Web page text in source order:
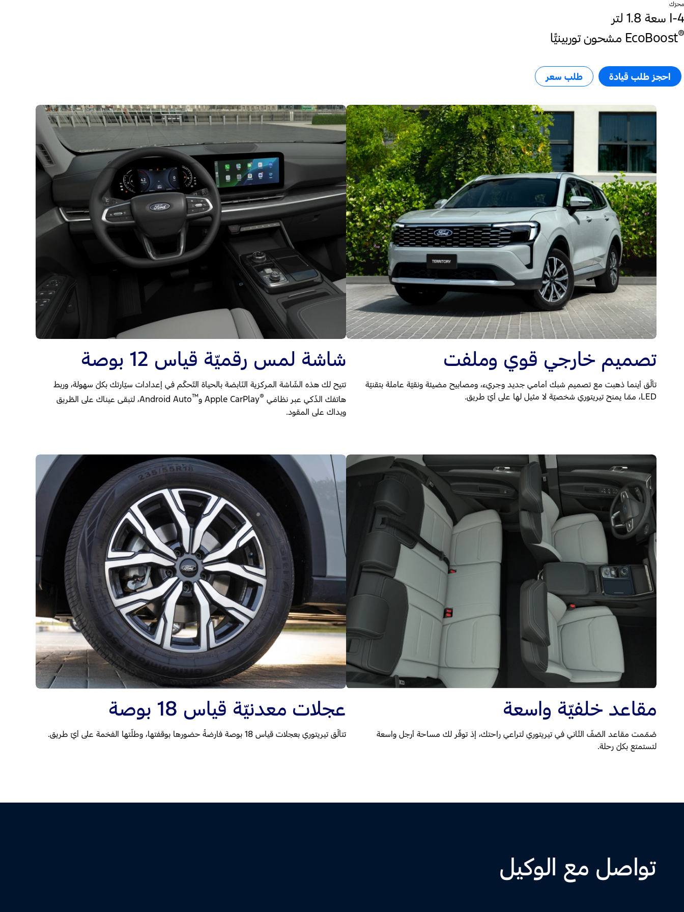
محرّك
I-4 سعة 1.8 لتر‎
EcoBoost®
احجز طلب قيادة​ طلب سعر​
تصميم خارجي قوي وملفت
تألّق أينما ذهبت مع تصميم شبك أمامي جديد وجريء، ومصابيح مضيئة ونقيّة عاملة بتقنيّة
LED، ممّا يمنح تيريتوري شخصيّة لا مثيل لها على أيّ طريق.
شاشة لمس رقميّة قياس 12 بوصة
تتيح لك هذه الشّاشة المركزية النّابضة بالحياة التّحكّم في إعدادات سيّارتك بكلّ سهولة، وربط
هاتفك الذّكي عبر نظامَي ®Apple CarPlay و ™
Android Auto، لتبقى عيناك على الطّريق
ويداك على المقود.
مقاعد خلفيّة واسعة
صُمّمت مقاعد الصّفّ الثّاني في تيريتوري لتراعي راحتك، إذ توفّر لك مساحة أرجل واسعة
لتستمتع بكلّ رحلة.
عجلات معدنيّة قياس 18 بوصة
تتألّق تيريتوري بعجلات قياس 18 بوصة فارضةً حضورها بوقفتها، وطلّتها الفخمة على أيّ طريق.
تواصل مع الوكيل